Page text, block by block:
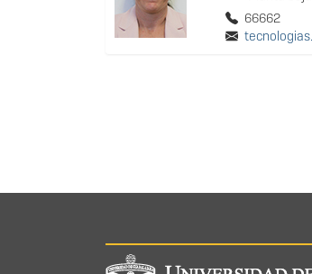
66662
Información del